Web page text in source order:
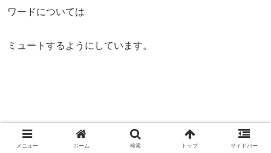
ワードについては
ミュートするようにしています。
メニュー ホーム 検索 トップ サイドバー